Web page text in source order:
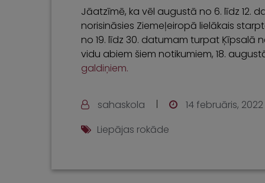
Jāatzīmē, ka vēl augustā no 6. līdz 12.
norisināsies Ziemeļeiropā lielākais
no 19. līdz 30. datumam turpat Ķīpsalā
vidu abiem šiem notikumiem, 18.
galdiņiem.
sahaskola
14 februāris, 2022
Liepājas rokāde